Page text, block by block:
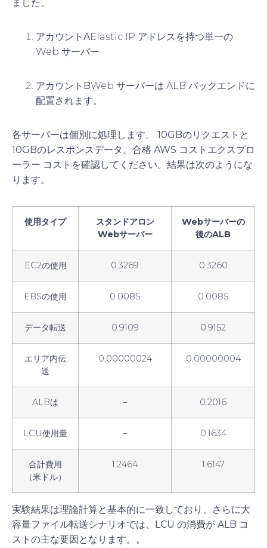
ました。
アカウントAElastic IP アドレスを持つ単一の
Web サーバー
アカウントBWeb サーバーは ALB バックエンドに
配置されます。
各サーバーは個別に処理します。 10GBのリクエストと
10GBのレスポンスデータ
、合格 AWS コストエクスプロ
ーラー コストを確認してください。結果は次のようにな
ります。
使用タイプ
スタンドアロン
Webサーバー
Webサーバーの
後のALB
EC2の使用 0.3269 0.3260
EBSの使用 0.0085 0.0085
データ転送 0.9109 0.9152
エリア内伝
送
0.00000024 0.00000004
ALBは – 0.2016
LCU使用量 – 0.1634
合計費用
（米ドル）
1.2464 1.6147
実験結果は理論計算と基本的に一致しており、さらに大
容量ファイル転送シナリオでは、 LCU の消費が ALB コ
ストの主な要因となります。
。